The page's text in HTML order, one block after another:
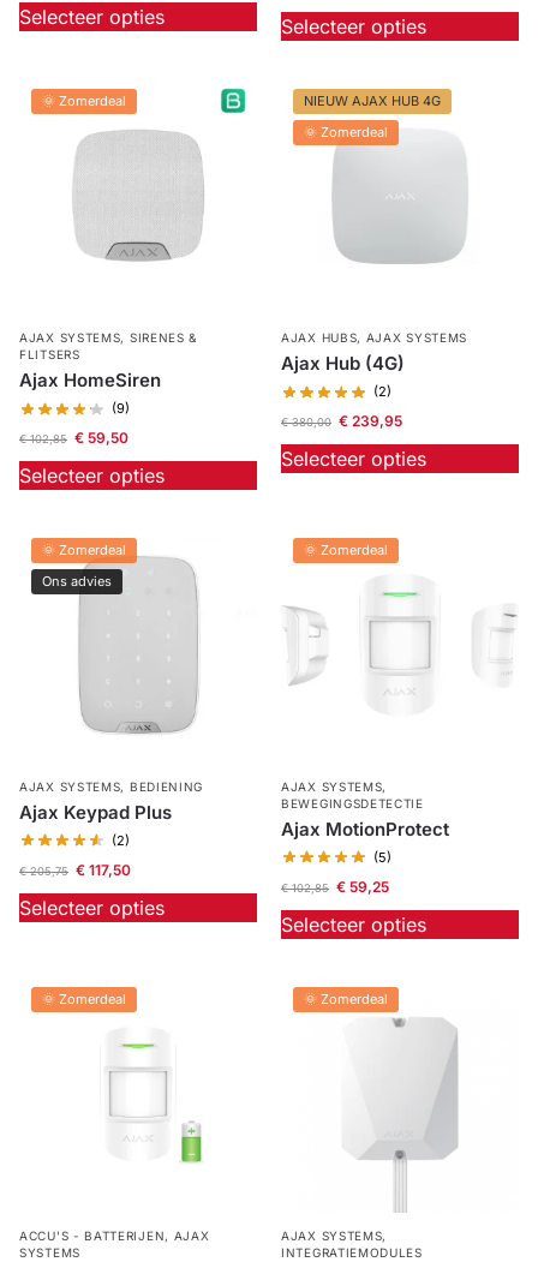
Selecteer opties Selecteer opties
🌞 Zomerdeal
AJAX SYSTEMS, SIRENES &
FLITSERS
Ajax HomeSiren
(9)
€102,85 €59,50
Selecteer opties
NIEUW AJAX HUB 4G
🌞 Zomerdeal
AJAX HUBS, AJAX SYSTEMS
Ajax Hub (4G)
(2)
€380,00 €239,95
Selecteer opties
🌞 Zomerdeal
Ons advies
AJAX SYSTEMS, BEDIENING
Ajax Keypad Plus
(2)
€205,75 €117,50
Selecteer opties
🌞 Zomerdeal
AJAX SYSTEMS,
BEWEGINGSDETECTIE
Ajax MotionProtect
(5)
€102,85 €59,25
Selecteer opties
🌞 Zomerdeal
ACCU'S - BATTERIJEN, AJAX
SYSTEMS
🌞 Zomerdeal
AJAX SYSTEMS,
INTEGRATIEMODULES